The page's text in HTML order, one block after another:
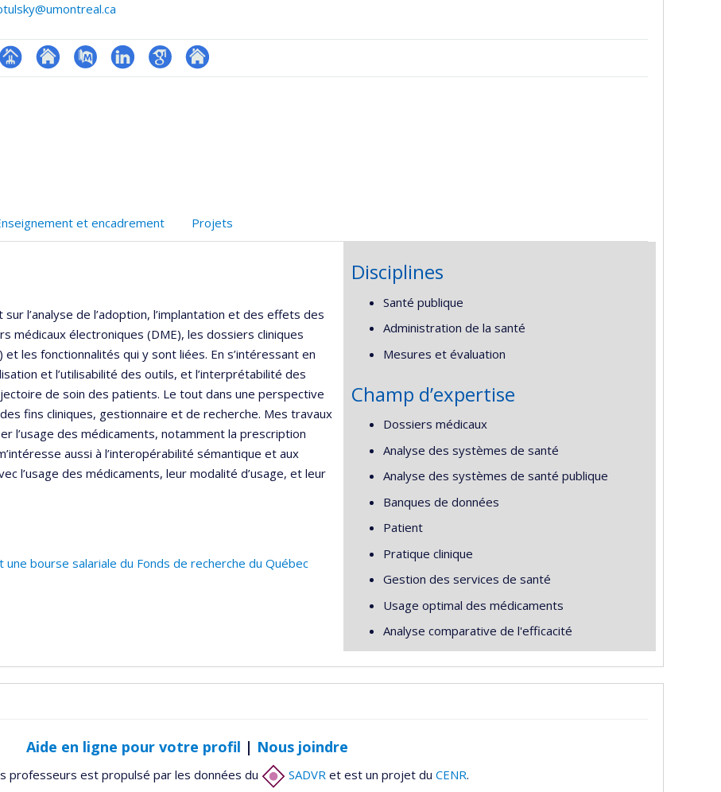
Site
PubMedLinkedInGoogleAutre
et encadrement Projets
l’analyse de l’adoption, l’implantation et des effets des
médicaux électroniques (DME), les dossiers cliniques
les fonctionnalités qui y sont liées. En s’intéressant en
et l’utilisabilité des outils, et l’interprétabilité des
de soin des patients. Le tout dans une perspective
fins cliniques, gestionnaire et de recherche. Mes travaux
l’usage des médicaments, notamment la prescription
aussi à l’interopérabilité sémantique et aux
l’usage des médicaments, leur modalité d’usage, et leur
bourse salariale du Fonds de recherche du Québec
Disciplines
Santé publique
Administration de la santé
Mesures et évaluation
Champ d’expertise
Dossiers médicaux
Analyse des systèmes de santé
Analyse des systèmes de santé publique
Banques de données
Patient
Pratique clinique
Gestion des services de santé
Usage optimal des médicaments
Analyse comparative de l'efficacité
Aide en ligne pour votre profil | Nous joindre
professeurs est propulsé par les données du SADVRet est un projet du CENR.